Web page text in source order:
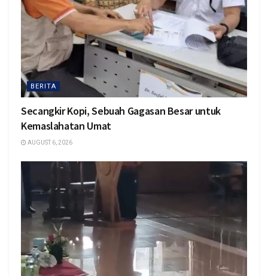
BERITA
Secangkir Kopi, Sebuah Gagasan Besar untuk
Kemaslahatan Umat
AUGUST 6, 2026